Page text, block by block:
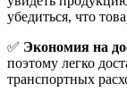
убедиться, что
✅ Экономия на
поэтому легко
транспортных